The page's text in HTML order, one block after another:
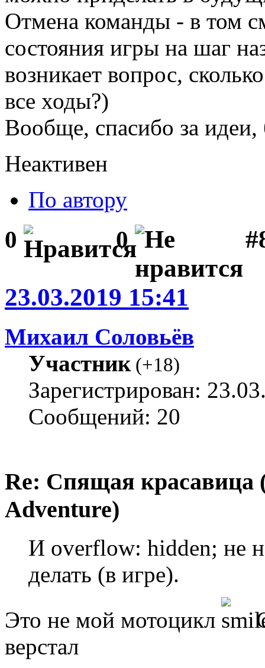
Отмена команды - в том
состояния игры на шаг
возникает вопрос,
все ходы?)
Вообще, спасибо за идеи,
Неактивен
По автору
0 0
23.03.2019 15:41
Михаил Соловьёв
Участник(+18)
Зарегистрирован:
Сообщений: 20
Re: Спящая красавица
Adventure)
И overflow: hidden; не
делать (в игре).
Это не мой мотоцикл
верстал